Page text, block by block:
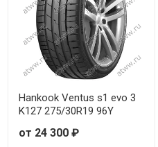
F1 SuperSport 295/35R20 105Y
F1 SuperSport 295/35R22 108Y
Hankook Ventus s1 evo 3
K127 275/30R19 96Y
от 24 300 ₽